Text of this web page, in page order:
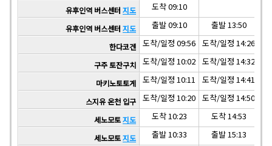
유후인역 버스센터 지도 도착 09:10
유후인역 버스센터 지도 출발 09:10 출발 13:50
한다코겐 도착/일정 09:56 도착/일정 14:26
구주 토잔구치 도착/일정 10:02 도착/일정 14:32
마키노토토게 도착/일정 10:11 도착/일정 14:41
스지유 온천 입구 도착/일정 10:20 도착/일정 14:50
세노모토지도 도착 10:23 도착 14:53
세노모토지도 출발 10:33 출발 15:13